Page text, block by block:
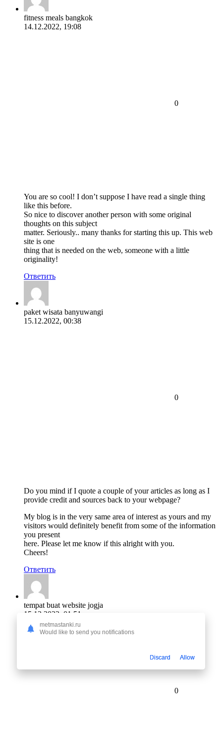
fitness meals bangkok
14.12.2022, 19:08
0
You are so cool! I don’t suppose I have read a single thing
like this before.
So nice to discover another person with some original
thoughts on this subject
matter. Seriously.. many thanks for starting this up. This web
site is one
thing that is needed on the web, someone with a little
originality!
Ответить
paket wisata banyuwangi
15.12.2022, 00:38
0
Do you mind if I quote a couple of your articles as long as I
provide credit and sources back to your webpage?
My blog is in the very same area of interest as yours and my
visitors would definitely benefit from some of the information
you present
here. Please let me know if this alright with you.
Cheers!
Ответить
tempat buat website jogja
15.12.2022, 01:51
0
metmastanki.ru
Would like to send you notifications
Discard Allow